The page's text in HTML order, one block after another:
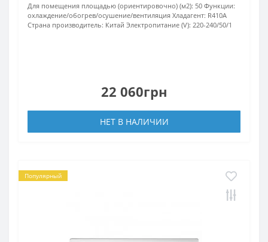
Для помещения площадью (ориентировочно) (м2): 50 Функции:
охлаждение/обогрев/осушение/вентиляция Хладагент: R410А
Страна производитель: Китай Электропитание (V): 220-240/50/1
22 060грн
НЕТ В НАЛИЧИИ
Популярный